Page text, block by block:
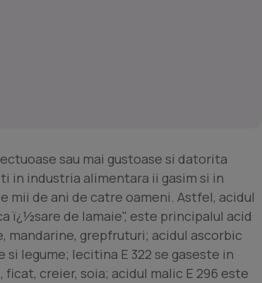
sau mai gustoase si datorita
industria alimentara ii gasim si in
mii de ani de catre oameni. Astfel, acidul
ï¿½sare de lamaie", este principalul acid
grepfruturi; acidul ascorbic
legume; lecitina E 322 se gaseste in
creier, soia; acidul malic E 296 este